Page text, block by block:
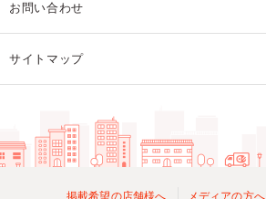
お問い合わせ
サイトマップ